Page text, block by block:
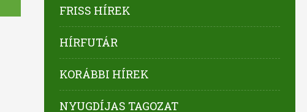
FRISS HÍREK
HÍRFUTÁR
KORÁBBI HÍREK
NYUGDÍJAS TAGOZAT